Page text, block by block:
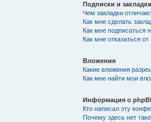
Подписки и закладки
Чем закладки
Как мне сделать
Как мне подписаться
Как мне отказаться от
Вложения
Какие вложения
Как мне найти мои
Информация о
Кто написал эту
Почему здесь нет